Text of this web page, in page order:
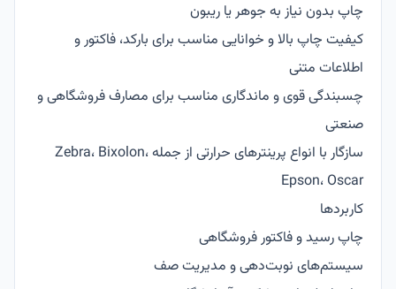
چاپ بدون نیاز به جوهر یا ریبون
کیفیت چاپ بالا و خوانایی مناسب برای بارکد، فاکتور و
اطلاعات متنی
چسبندگی قوی و ماندگاری مناسب برای مصارف فروشگاهی و
صنعتی
سازگار با انواع پرینترهای حرارتی از جمله Zebra، Bixolon،
Epson، Oscar
کاربردها
چاپ رسید و فاکتور فروشگاهی
سیستم‌های نوبت‌دهی و مدیریت صف